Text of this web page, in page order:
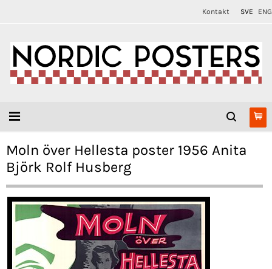
Kontakt SVE ENG
Moln över Hellesta poster 1956 Anita
Björk Rolf Husberg